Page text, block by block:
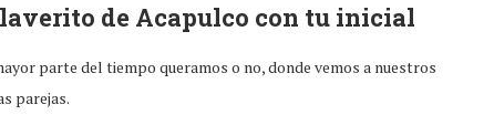
de Acapulco con tu inicial
parte del tiempo queramos o no, donde vemos a nuestros
parejas.